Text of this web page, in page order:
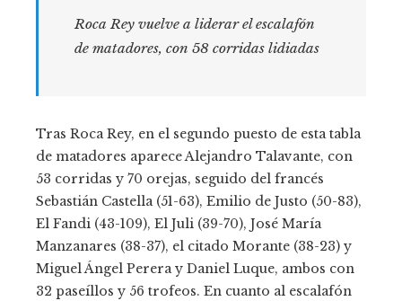
Roca Rey vuelve a liderar el escalafón
de matadores, con 58 corridas lidiadas
Tras Roca Rey, en el segundo puesto de esta tabla
de matadores aparece Alejandro Talavante, con
53 corridas y 70 orejas, seguido del francés
Sebastián Castella (51-63), Emilio de Justo (50-83),
El Fandi (43-109), El Juli (39-70), José María
Manzanares (38-37), el citado Morante (38-23) y
Miguel Ángel Perera y Daniel Luque, ambos con
32 paseíllos y 56 trofeos. En cuanto al escalafón